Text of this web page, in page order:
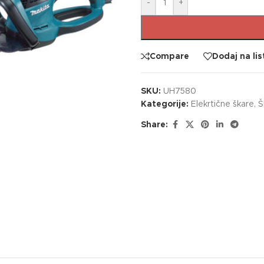
- +
Compare Dodaj na
SKU: UH7580
Kategorije: Elekrtične škare,
Share: